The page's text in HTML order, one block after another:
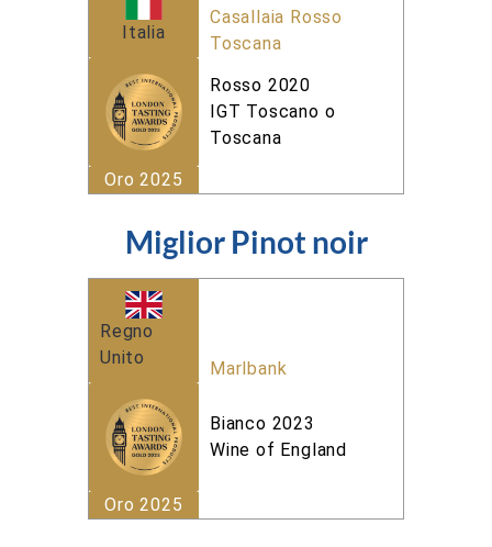
Casallaia Rosso
Toscana
Oro 2025
Rosso 2020
IGT Toscano o
Toscana
Italia
Miglior Pinot noir
Marlbank
Oro 2025
Bianco 2023
Wine of England
Regno
Unito